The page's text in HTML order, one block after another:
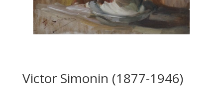
Victor Simonin (1877-1946)